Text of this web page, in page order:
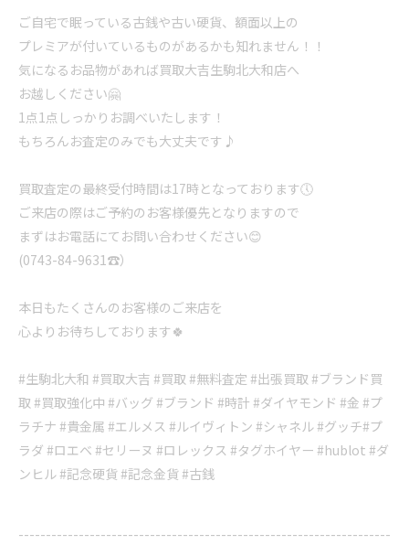
ご自宅で眠っている古銭や古い硬貨、額面以上の
プレミアが付いているものがあるかも知れません！！
気になるお品物があれば買取大吉生駒北大和店へ
お越しください🤗
1点1点しっかりお調べいたします！
もちろんお査定のみでも大丈夫です♪
買取査定の最終受付時間は17時となっております🕔
ご来店の際はご予約のお客様優先となりますので
まずはお電話にてお問い合わせください😊
(0743-84-9631☎️）
本日もたくさんのお客様のご来店を
心よりお待ちしております🍀
#生駒北大和 #買取大吉 #買取 #無料査定 #出張買取 #ブランド買
取 #買取強化中 #バッグ #ブランド #時計 #ダイヤモンド #金 #プ
ラチナ #貴金属 #エルメス #ルイヴィトン #シャネル #グッチ#プ
ラダ #ロエベ #セリーヌ #ロレックス #タグホイヤー #hublot #ダ
ンヒル #記念硬貨 #記念金貨 #古銭
--------------------------------------------------------------------